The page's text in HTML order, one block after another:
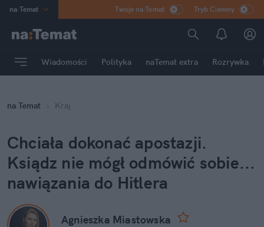
na:Temat
Poland
mama
Rozrywka
Twoje na:Temat Tryb Ciemny
Wiadomości Polityka naTemat extra Rozrywka
na:Temat Kraj
Chciała dokonać apostazji.
Ksiądz nie mógł odmówić sobie...
nawiązania do Hitlera
Agnieszka Miastowska